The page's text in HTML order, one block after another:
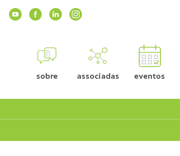
sobre associadas eventos